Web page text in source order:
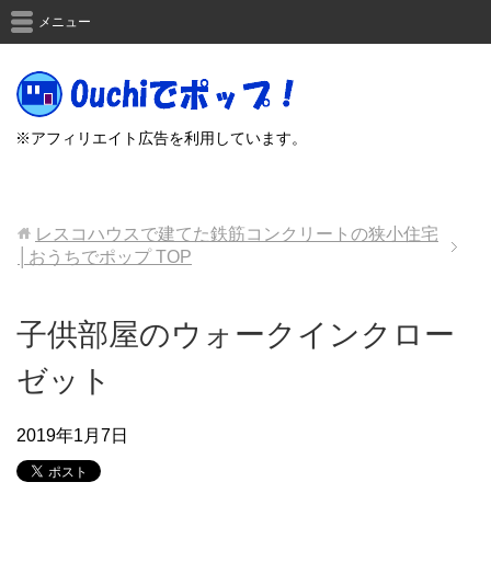
※アフィリエイト広告を利用しています。
メニュー
レスコハウスで建てた鉄筋コンクリートの狭小住宅
│おうちでポップTOP
子供部屋のウォークインクロー
ゼット
2019年1月7日